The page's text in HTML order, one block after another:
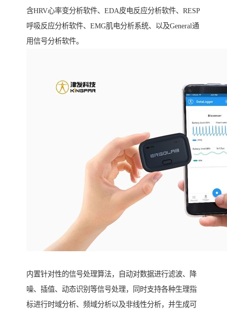
含HRV心率变分析软件、EDA皮电反应分析软件、RESP
呼吸反应分析软件、EMG肌电分析系统、以及General通
用信号分析软件。
内置针对性的信号处理算法，自动对数据进行滤波、降
噪、插值、动态识别等信号处理，同时支持各种生理指
标进行时域分析、频域分析以及非线性分析，并生成可